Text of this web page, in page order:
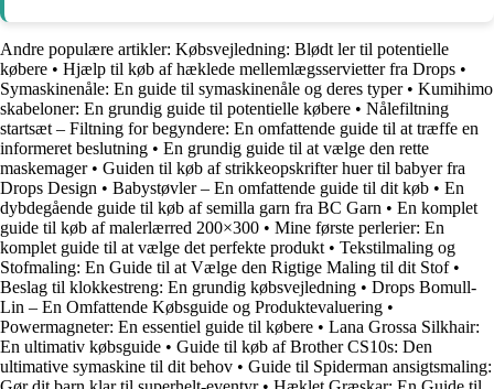
Andre populære artikler: Købsvejledning: Blødt ler til potentielle
købere • Hjælp til køb af hæklede mellemlægsservietter fra Drops •
Symaskinenåle: En guide til symaskinenåle og deres typer• Kumihimo
skabeloner: En grundig guide til potentielle købere • Nålefiltning
startsæt – Filtning for begyndere: En omfattende guide til at træffe en
informeret beslutning • En grundig guide til at vælge den rette
maskemager• Guiden til køb af strikkeopskrifter huer til babyer fra
Drops Design • Babystøvler – En omfattende guide til dit køb • En
dybdegående guide til køb af semilla garn fra BC Garn • En komplet
guide til køb af malerlærred 200×300 • Mine første perlerier: En
komplet guide til at vælge det perfekte produkt • Tekstilmaling og
Stofmaling: En Guide til at Vælge den Rigtige Maling til dit Stof•
Beslag til klokkestreng: En grundig købsvejledning • Drops Bomull-
Lin – En Omfattende Købsguide og Produktevaluering •
Powermagneter: En essentiel guide til købere • Lana Grossa Silkhair:
En ultimativ købsguide • Guide til køb af Brother CS10s: Den
ultimative symaskine til dit behov • Guide til Spiderman ansigtsmaling: